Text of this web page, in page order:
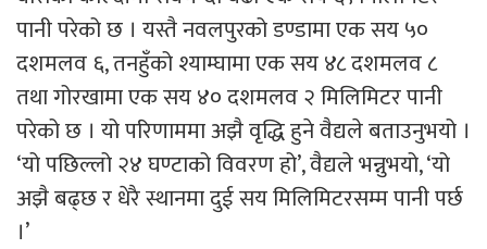
पानी परेको छ । यस्तै नवलपुरको डण्डामा एक सय ५०
दशमलव ६, तनहुँको श्याम्घामा एक सय ४८ दशमलव ८
तथा गोरखामा एक सय ४० दशमलव २ मिलिमिटर पानी
परेको छ । यो परिणाममा अझै वृद्धि हुने वैद्यले बताउनुभयो ।
‘यो पछिल्लो २४ घण्टाको विवरण हो’, वैद्यले भन्नुभयो, ‘यो
अझै बढ्छ र धेरै स्थानमा दुई सय मिलिमिटरसम्म पानी पर्छ
।’